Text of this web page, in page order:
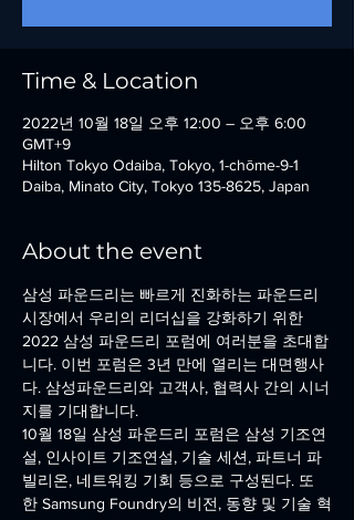
Time & Location
2022년 10월 18일 오후 12:00 – 오후 6:00
GMT+9
Hilton Tokyo Odaiba, Tokyo, 1-chōme-9-1
Daiba, Minato City, Tokyo 135-8625, Japan
About the event
삼성 파운드리는 빠르게 진화하는 파운드리
시장에서 우리의 리더십을 강화하기 위한
2022 삼성 파운드리 포럼에 여러분을 초대합
니다. 이번 포럼은 3년 만에 열리는 대면행사
다. 삼성파운드리와 고객사, 협력사 간의 시너
지를 기대합니다.
10월 18일 삼성 파운드리 포럼은 삼성 기조연
설, 인사이트 기조연설, 기술 세션, 파트너 파
빌리온, 네트워킹 기회 등으로 구성된다. 또
한 Samsung Foundry의 비전, 동향 및 기술 혁